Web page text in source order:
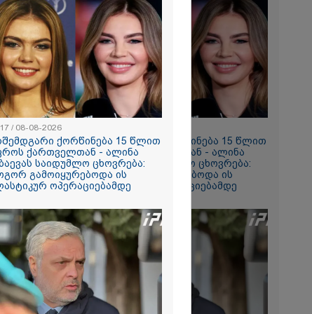
164
- 57
ეძებენ
ვიღებთ
- რას წერს
არშემდგარი ქორწინება 15 წლით
უფროს ქართველთან - ალინა
კაბაევას საიდუმლო ცხოვრება:
როგორ გამოიყურებოდა ის
პლასტიკურ ოპერაციებამდე
/ 08-08-2026
ქორწინება 15 წლით
ქართველთან - ალინა
საიდუმლო ცხოვრება:
გამოიყურებოდა ის
ოპერაციებამდე